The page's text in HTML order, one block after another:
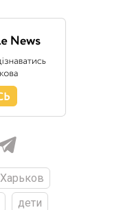
Харьков
дети